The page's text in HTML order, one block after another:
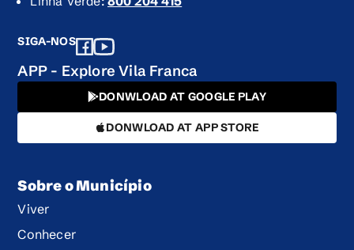
SIGA-NOS
APP - Explore Vila Franca
DONWLOAD AT GOOGLE PLAY
DONWLOAD AT APP STORE
Sobre o Município
Viver
Conhecer